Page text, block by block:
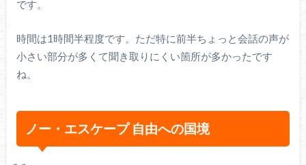
です。
時間は1時間半程度です。ただ特に前半ちょっと会話の声が
小さい部分が多くて聞き取りにくい箇所が多かったです
ね。
ノー・エスケープ 自由への国境